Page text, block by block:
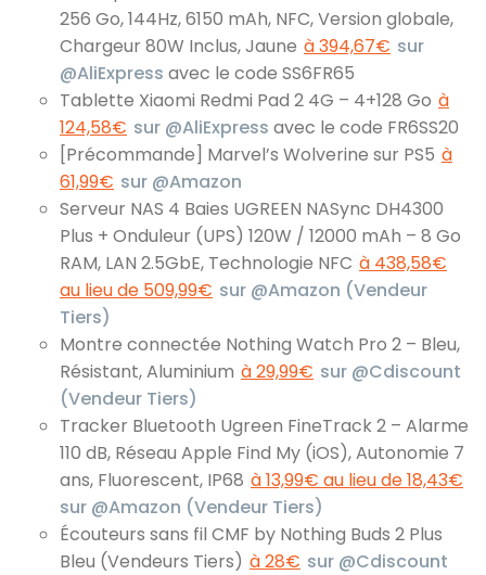
256 Go, 144Hz, 6150 mAh, NFC, Version globale,
Chargeur 80W Inclus, Jaune à 394,67€ sur
@AliExpress avec le code SS6FR65
Tablette Xiaomi Redmi Pad 2 4G – 4+128 Go à
124,58€ sur @AliExpress avec le code FR6SS20
[Précommande] Marvel’s Wolverine sur PS5 à
61,99€ sur @Amazon
Serveur NAS 4 Baies UGREEN NASync DH4300
Plus + Onduleur (UPS) 120W / 12000 mAh – 8 Go
RAM, LAN 2.5GbE, Technologie NFC à 438,58€
au lieu de 509,99€ sur @Amazon (Vendeur
Tiers)
Montre connectée Nothing Watch Pro 2 – Bleu,
Résistant, Aluminium à 29,99€ sur @Cdiscount
(Vendeur Tiers)
Tracker Bluetooth Ugreen FineTrack 2 – Alarme
110 dB, Réseau Apple Find My (iOS), Autonomie 7
ans, Fluorescent, IP68 à 13,99€ au lieu de 18,43€
sur @Amazon (Vendeur Tiers)
Écouteurs sans fil CMF by Nothing Buds 2 Plus
Bleu (Vendeurs Tiers) à 28€ sur @Cdiscount